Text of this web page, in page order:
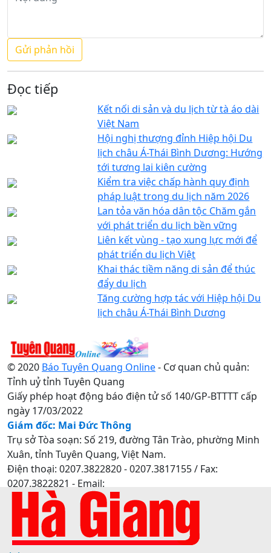
Đọc tiếp
Kết nối di sản và du lịch từ tà áo dài
Việt Nam
Hội nghị thượng đỉnh Hiệp hội Du
lịch châu Á-Thái Bình Dương: Hướng
tới tương lai kiên cường
Kiểm tra việc chấp hành quy định
pháp luật trong du lịch năm 2026
Lan tỏa văn hóa dân tộc Chăm gắn
với phát triển du lịch bền vững
Liên kết vùng - tạo xung lực mới để
phát triển du lịch Việt
Khai thác tiềm năng di sản để thúc
đẩy du lịch
Tăng cường hợp tác với Hiệp hội Du
lịch châu Á-Thái Bình Dương
© 2020 Báo Tuyên Quang Online- Cơ quan chủ quản:
Tỉnh uỷ tỉnh Tuyên Quang
Giấy phép hoạt động báo điện tử số 140/GP-BTTTT cấp
ngày 17/03/2022
Giám đốc: Mai Đức Thông
Trụ sở Tòa soạn: Số 219, đường Tân Trào, phường Minh
Xuân, tỉnh Tuyên Quang, Việt Nam.
Điện thoại: 0207.3822820 - 0207.3817155 / Fax:
0207.3822821 - Email:
baotuyenquang.com.vn@gmail.com